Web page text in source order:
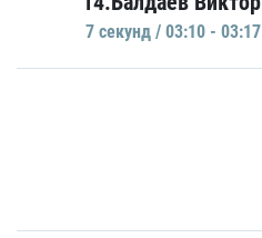
7 секунд / 03:10 - 03:17